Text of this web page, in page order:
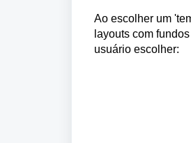
Ao escolher um
layouts com
usuário escolher: